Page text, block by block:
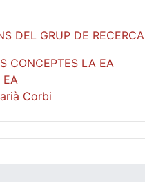
DEL GRUP DE RECERCA
CONCEPTES LA EA
Corbi